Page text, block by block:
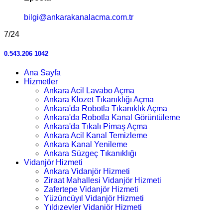
bilgi@ankarakanalacma.com.tr
7/24
0.543.206 1042
Ana Sayfa
Hizmetler
Ankara Acil Lavabo Açma
Ankara Klozet Tıkanıklığı Açma
Ankara'da Robotla Tıkanıklık Açma
Ankara'da Robotla Kanal Görüntüleme
Ankara'da Tıkalı Pimaş Açma
Ankara Acil Kanal Temizleme
Ankara Kanal Yenileme
Ankara Süzgeç Tıkanıklığı
Vidanjör Hizmeti
Ankara Vidanjör Hizmeti
Ziraat Mahallesi Vidanjör Hizmeti
Zafertepe Vidanjör Hizmeti
Yüzüncüyıl Vidanjör Hizmeti
Yıldızevler Vidanjör Hizmeti